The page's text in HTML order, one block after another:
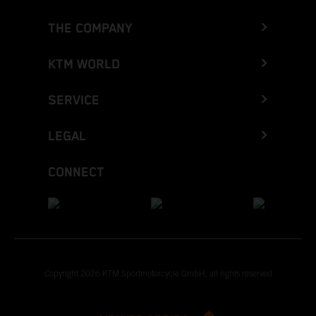
THE COMPANY
KTM WORLD
SERVICE
LEGAL
CONNECT
Copyright 2026 KTM Sportmotorcycle GmbH, all rights reserved